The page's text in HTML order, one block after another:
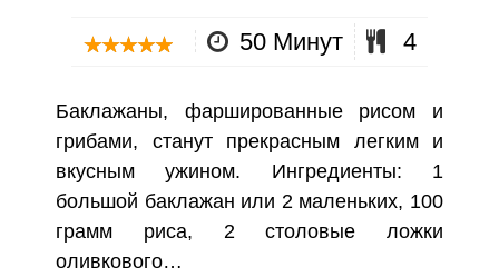
50 Минут 4
Баклажаны, фаршированные рисом и
грибами, станут прекрасным легким и
вкусным ужином. Ингредиенты: 1
большой баклажан или 2 маленьких, 100
грамм риса, 2 столовые ложки
оливкового…